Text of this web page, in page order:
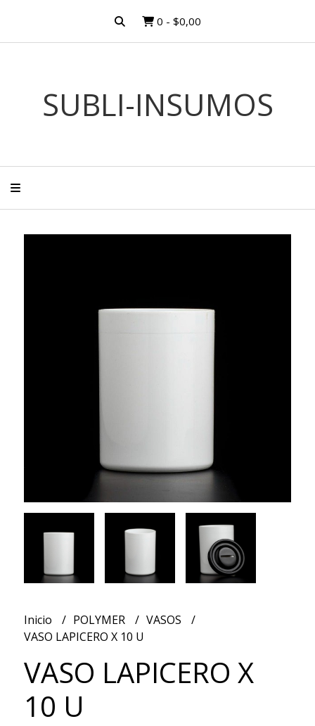
0 - $0,00
SUBLI-INSUMOS
Inicio POLYMER
VASOS
VASO LAPICERO X 10 U
VASO LAPICERO X
10 U